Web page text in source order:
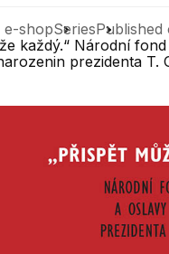
e-shopSeriesPublished
každý.“ Národní
prezidenta T.